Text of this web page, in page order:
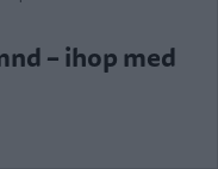
– ihop med